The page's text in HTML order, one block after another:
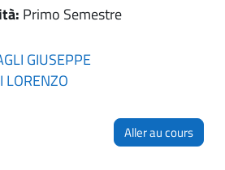
: Primo Semestre
GIUSEPPE
LORENZO
Aller au cours